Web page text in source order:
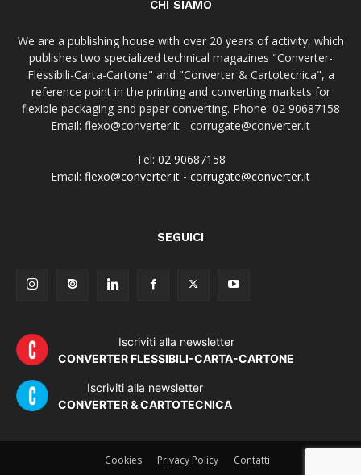
CHI SIAMO
We are a publishing house with over 20 years of activity, which
publishes two specialized technical magazines "Converter-
Flessibili-Carta-Cartone" and "Converter & Cartotecnica", a
reference point in the printing and converting markets for
flexible packaging and paper converting. Phone: 02 90687158
Email: flexo@converter.it - corrugate@converter.it
Tel: 02 90687158
Email: flexo@converter.it - corrugate@converter.it
SEGUICI
Iscriviti alla newsletter
CONVERTER FLESSIBILI-CARTA-CARTONE
Iscriviti alla newsletter
CONVERTER & CARTOTECNICA
Cookies Privacy Policy Contatti